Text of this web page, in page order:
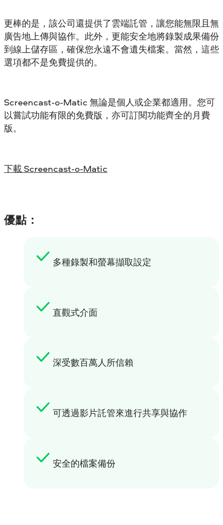
更棒的是，該公司還提供了雲端託管，讓您能無限且無
廣告地上傳與協作。此外，更能安全地將錄製成果備份
到線上儲存區，確保您永遠不會遺失檔案。當然，這些
選項都不是免費提供的。
Screencast-o-Matic 無論是個人或企業都適用。您可
以嘗試功能有限的免費版，亦可訂閱功能齊全的月費
版。
下載 Screencast-o-Matic
優點：
多種錄製和螢幕擷取設定
直觀式介面
深受數百萬人所信賴
可透過影片託管來進行共享與協作
安全的檔案備份